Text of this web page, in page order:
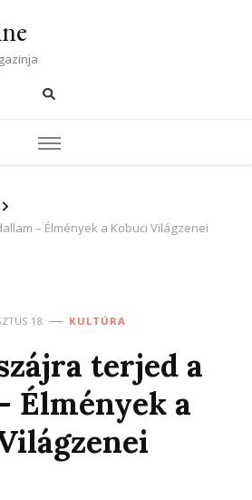
– Élmények a Kobuci Világzenei
18. KULTÚRA
terjed a
Élmények a